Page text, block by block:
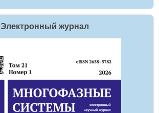
Электронный журнал